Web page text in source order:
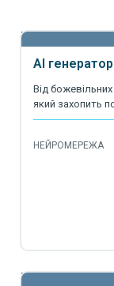
AI
Від
який захопить
НЕЙРОМЕРЕЖА